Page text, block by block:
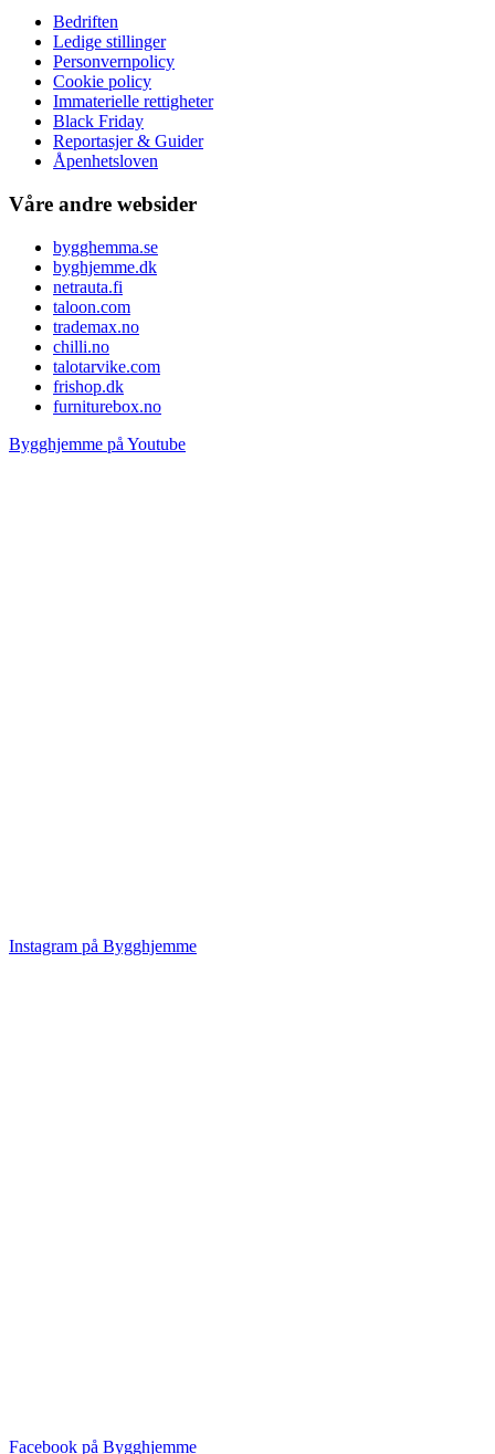
Bedriften
Ledige stillinger
Personvernpolicy
Cookie policy
Immaterielle rettigheter
Black Friday
Reportasjer & Guider
Åpenhetsloven
Våre andre websider
bygghemma.se
byghjemme.dk
netrauta.fi
taloon.com
trademax.no
chilli.no
talotarvike.com
frishop.dk
furniturebox.no
Bygghjemme på Youtube
Instagram på Bygghjemme
Facebook på Bygghjemme